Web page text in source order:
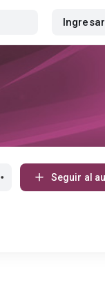
Ingresar